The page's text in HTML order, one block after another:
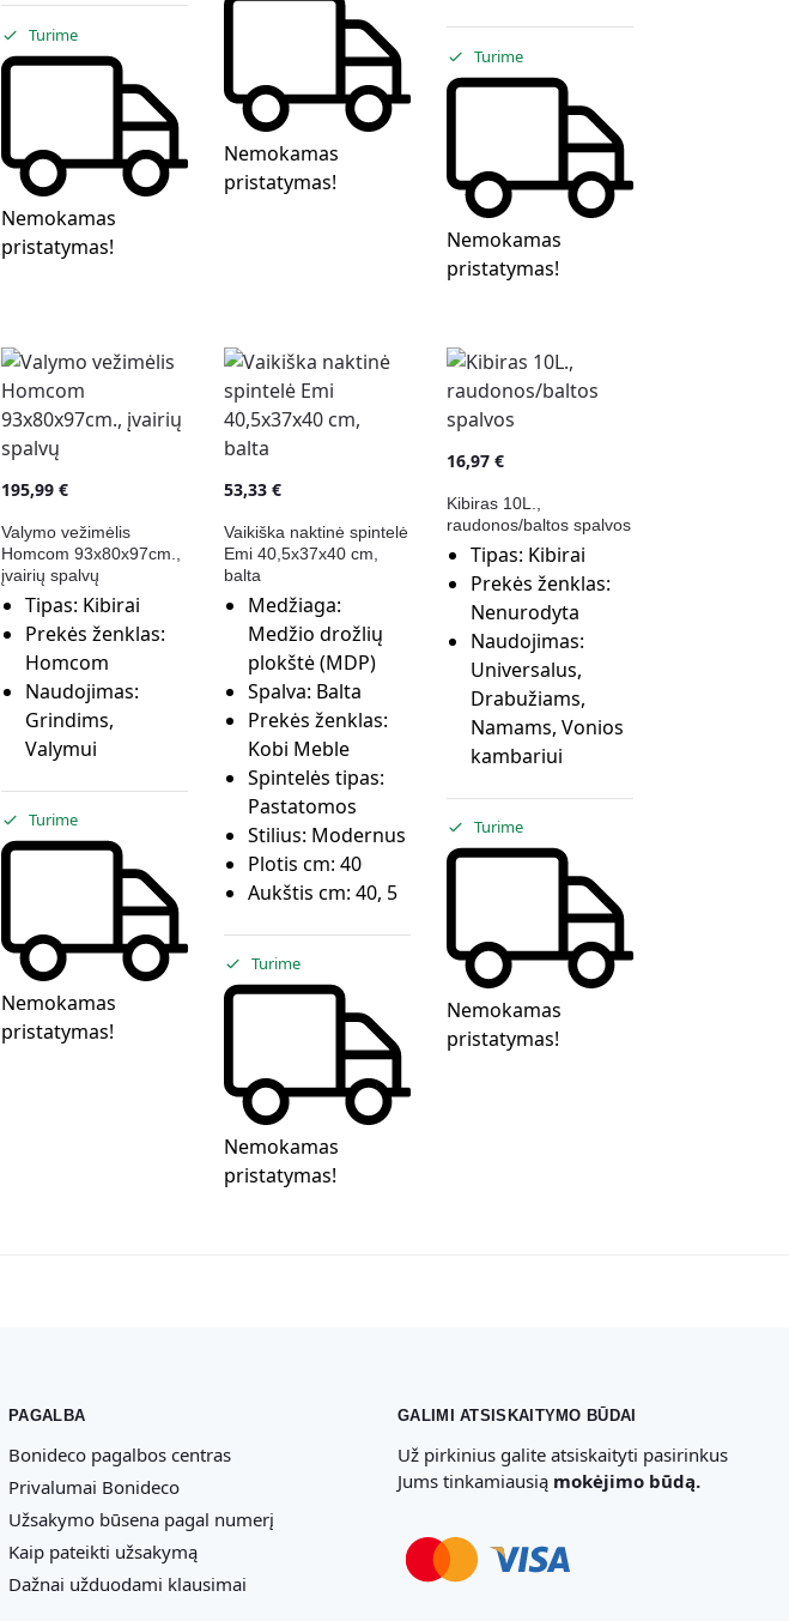
Turime
Nemokamas
pristatymas!
Nemokamas
pristatymas!
Turime
Nemokamas
pristatymas!
195,99€
Valymo vežimėlis
Homcom 93x80x97cm.,
įvairių spalvų
Tipas: Kibirai
Prekės ženklas:
Homcom
Naudojimas:
Grindims,
Valymui
Turime
Nemokamas
pristatymas!
53,33€
Vaikiška naktinė spintelė
Emi 40,5x37x40 cm,
balta
Medžiaga:
Medžio drožlių
plokštė (MDP)
Spalva: Balta
Prekės ženklas:
Kobi Meble
Spintelės tipas:
Pastatomos
Stilius: Modernus
Plotis cm:40
Aukštis cm:40, 5
Turime
Nemokamas
pristatymas!
16,97 €
Kibiras 10L.,
raudonos/baltos spalvos
Tipas: Kibirai
Prekės ženklas:
Nenurodyta
Naudojimas:
Universalus,
Drabužiams,
Namams, Vonios
kambariui
Turime
Nemokamas
pristatymas!
PAGALBA
Bonideco pagalbos centras
Privalumai Bonideco
Užsakymo būsena pagal numerį
Kaip pateikti užsakymą
Dažnai užduodami klausimai
GALIMI ATSISKAITYMO BŪDAI
Už pirkinius galite atsiskaityti pasirinkus
Jums tinkamiausią mokėjimo būdą.